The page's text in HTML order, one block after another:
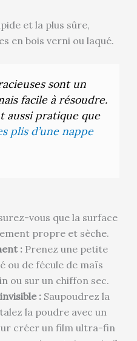
et la plus sûre,
en bois verni ou laqué.
sont un
facile à résoudre.
aussi pratique que
plis d’une nappe
vous que la surface
propre et sèche.
:Prenez une petite
ou de fécule de maïs
ou sur un chiffon sec.
:Saupoudrez la
la poudre avec un
créer un film ultra-fin